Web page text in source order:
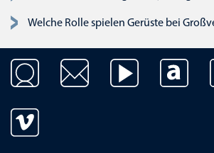
Welche Rolle spielen Gerüste bei
Navigation überspringen